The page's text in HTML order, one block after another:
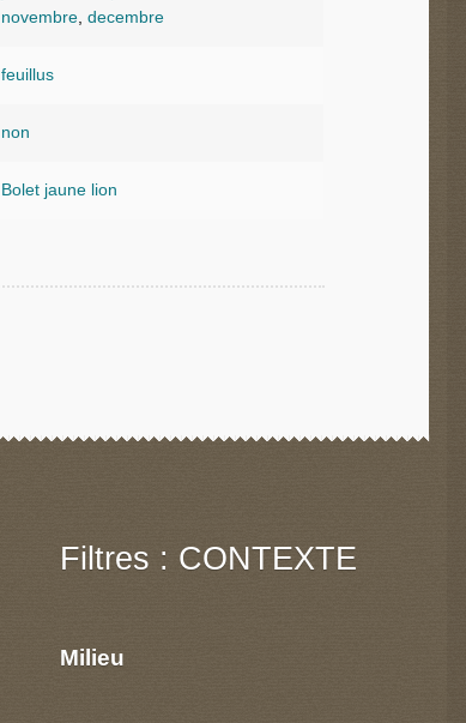
novembre, decembre
feuillus
non
Bolet jaune lion
Filtres : CONTEXTE
Milieu